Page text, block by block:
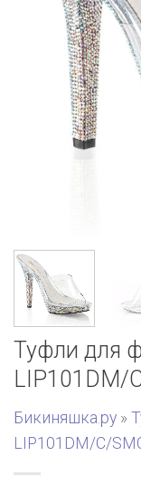
Туфли для
LIP101DM/
Бикиняшка.ру »
LIP101DM/C/